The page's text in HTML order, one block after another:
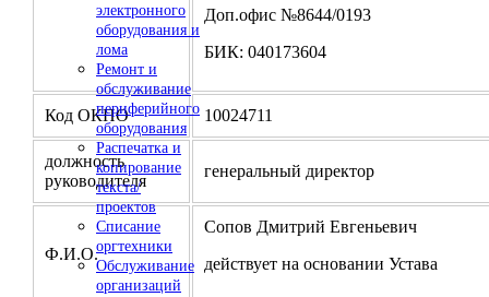
электронного
оборудования и
лома
Ремонт и
обслуживание
периферийного
оборудования
Распечатка и
копирование
текста/
проектов
Списание
оргтехники
Обслуживание
организаций
Доп.офис №8644/0193
БИК: 040173604
Код ОКПО 10024711
должность
руководителя
генеральный директор
Ф.И.О.
Сопов Дмитрий Евгеньевич
действует на основании Устава